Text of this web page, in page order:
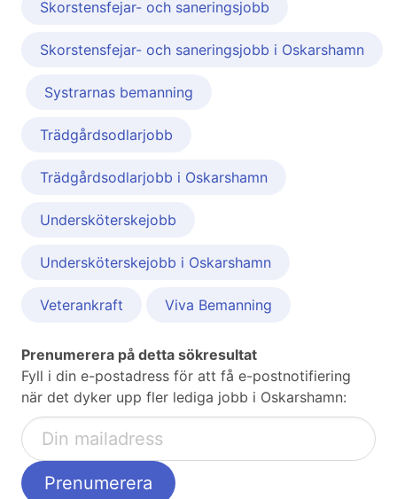
Skorstensfejar- och saneringsjobb
Skorstensfejar- och saneringsjobb i Oskarshamn
Systrarnas bemanning
Trädgårdsodlarjobb
Trädgårdsodlarjobb i Oskarshamn
Undersköterskejobb
Undersköterskejobb i Oskarshamn
Veterankraft Viva Bemanning
Prenumerera på detta sökresultat
Fyll i din e-postadress för att få e-postnotifiering
när det dyker upp fler lediga jobb i Oskarshamn: